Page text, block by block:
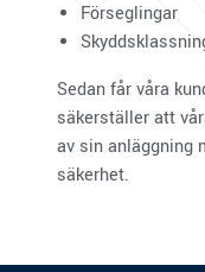
Förseglingar
Sedan får våra
säkerställer att
av sin anläggning
säkerhet.